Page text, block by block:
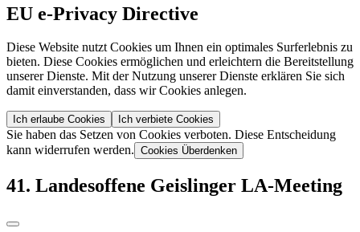
EU e-Privacy Directive
Diese Website nutzt Cookies um Ihnen ein optimales Surferlebnis zu
bieten. Diese Cookies ermöglichen und erleichtern die Bereitstellung
unserer Dienste. Mit der Nutzung unserer Dienste erklären Sie sich
damit einverstanden, dass wir Cookies anlegen.
Ich erlaube Cookies Ich verbiete Cookies
Sie haben das Setzen von Cookies verboten. Diese Entscheidung
kann widerrufen werden. Cookies Überdenken
41. Landesoffene Geislinger LA-Meeting